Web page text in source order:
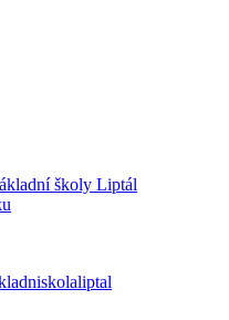
školy Liptál